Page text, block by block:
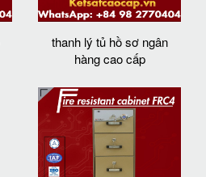
thanh lý tủ hồ sơ ngân
hàng cao cấp